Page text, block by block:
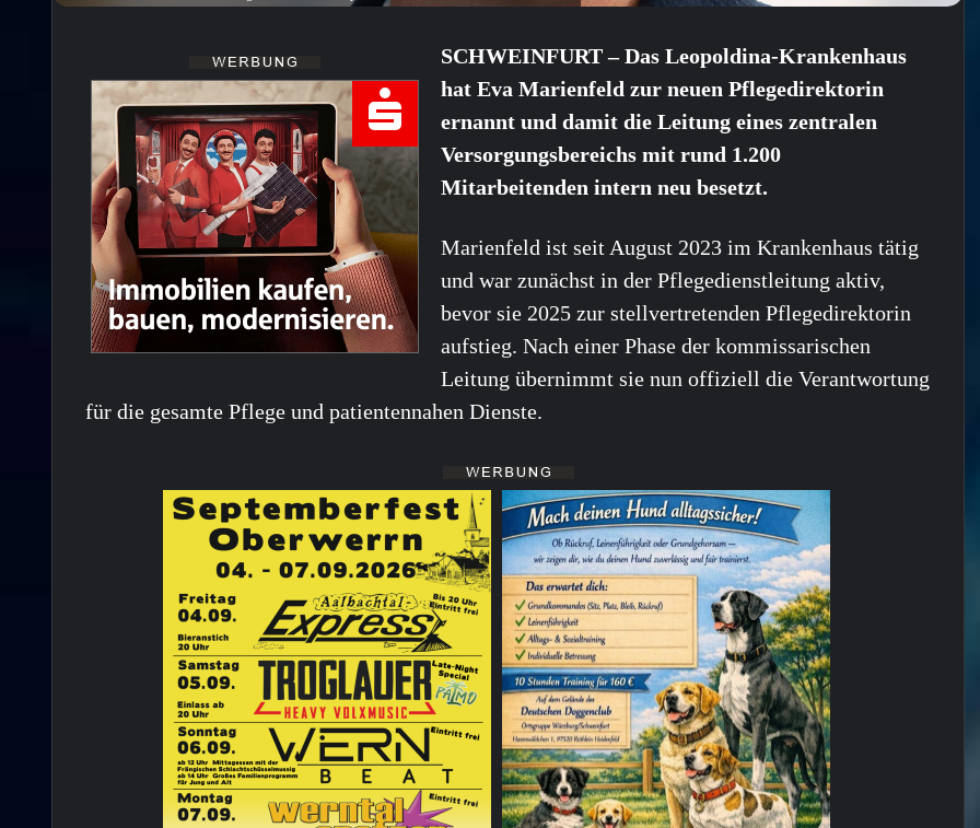
SCHWEINFURT – Das Leopoldina-Krankenhaus
hat Eva Marienfeld zur neuen Pflegedirektorin
ernannt und damit die Leitung eines zentralen
Versorgungsbereichs mit rund 1.200
Mitarbeitenden intern neu besetzt.
Marienfeld ist seit August 2023 im Krankenhaus tätig
und war zunächst in der Pflegedienstleitung aktiv,
bevor sie 2025 zur stellvertretenden Pflegedirektorin
aufstieg. Nach einer Phase der kommissarischen
Leitung übernimmt sie nun offiziell die Verantwortung
für die gesamte Pflege und patientennahen Dienste.